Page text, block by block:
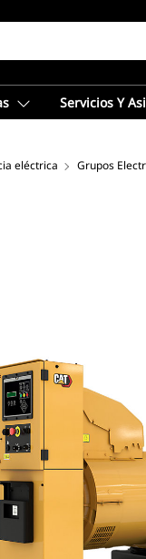
Servicios Y
eléctrica Grupos